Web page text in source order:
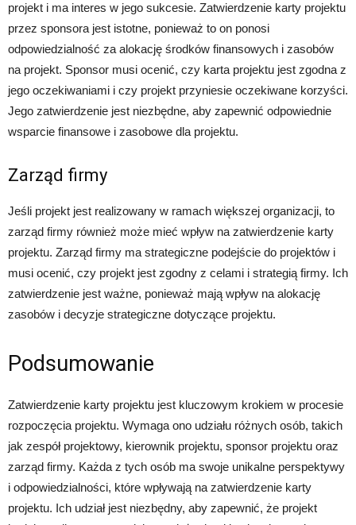
projekt i ma interes w jego sukcesie. Zatwierdzenie karty projektu
przez sponsora jest istotne, ponieważ to on ponosi
odpowiedzialność za alokację środków finansowych i zasobów
na projekt. Sponsor musi ocenić, czy karta projektu jest zgodna z
jego oczekiwaniami i czy projekt przyniesie oczekiwane korzyści.
Jego zatwierdzenie jest niezbędne, aby zapewnić odpowiednie
wsparcie finansowe i zasobowe dla projektu.
Zarząd firmy
Jeśli projekt jest realizowany w ramach większej organizacji, to
zarząd firmy również może mieć wpływ na zatwierdzenie karty
projektu. Zarząd firmy ma strategiczne podejście do projektów i
musi ocenić, czy projekt jest zgodny z celami i strategią firmy. Ich
zatwierdzenie jest ważne, ponieważ mają wpływ na alokację
zasobów i decyzje strategiczne dotyczące projektu.
Podsumowanie
Zatwierdzenie karty projektu jest kluczowym krokiem w procesie
rozpoczęcia projektu. Wymaga ono udziału różnych osób, takich
jak zespół projektowy, kierownik projektu, sponsor projektu oraz
zarząd firmy. Każda z tych osób ma swoje unikalne perspektywy
i odpowiedzialności, które wpływają na zatwierdzenie karty
projektu. Ich udział jest niezbędny, aby zapewnić, że projekt